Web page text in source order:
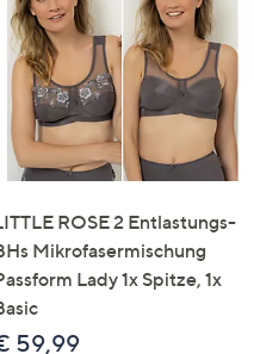
ROSE 2 Entlastungs-
Mikrofasermischung
Lady 1x Spitze, 1x
59,99